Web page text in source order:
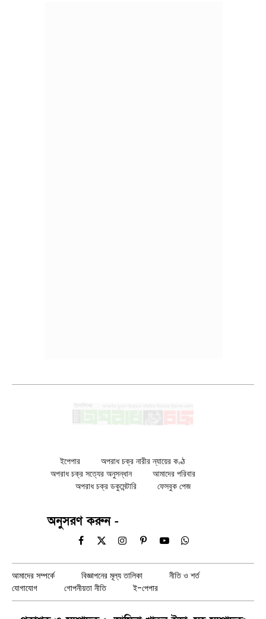
ইপেপার
অপরাধ চক্র নারীর ন্যায়ের কণ্ঠ
অপরাধ চক্র সত্যের অনুসন্ধান
আমাদের পরিবার
অপরাধ চক্র ডকুমেন্টারি
ফেসবুক পেজ
অনুসরণ করুন -
Facebook
X
InstagramPinterestYouTubeWhatsApp
আমাদের সম্পর্কে বিজ্ঞাপনের মূল্য তালিকা
নীতি ও শর্ত
যোগাযোগ
গোপনীয়তা নীতি ই-পেপার